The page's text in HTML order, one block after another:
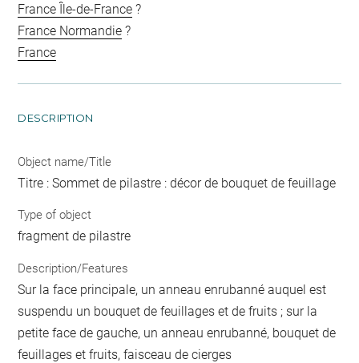
France Île-de-France ?
France Normandie ?
France
DESCRIPTION
Object name/Title
Titre : Sommet de pilastre : décor de bouquet de feuillage
Type of object
fragment de pilastre
Description/Features
Sur la face principale, un anneau enrubanné auquel est
suspendu un bouquet de feuillages et de fruits ; sur la
petite face de gauche, un anneau enrubanné, bouquet de
feuillages et fruits, faisceau de cierges